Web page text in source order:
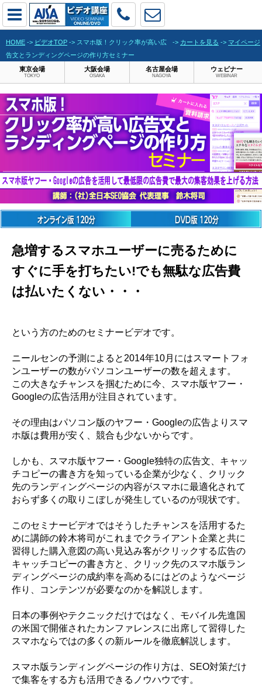
HOME -> ビデオTOP -> スマホ版！クリック率が高い広
告文とランディングページの作り方セミナー
-> カートを見る -> マイページ
東京会場
TOKYO
大阪会場
OSAKA
名古屋会場
NAGOYA
ウェビナー
WEBINAR
急増するスマホユーザーに売るために
すぐに手を打ちたい!でも無駄な広告費
は払いたくない・・・
という方のためのセミナービデオです。
ニールセンの予測によると2014年10月にはスマートフォ
ンユーザーの数がパソコンユーザーの数を超えます。
この大きなチャンスを掴むために今、スマホ版ヤフー・
Googleの広告活用が注目されています。
その理由はパソコン版のヤフー・Googleの広告よりスマ
ホ版は費用が安く、競合も少ないからです。
しかも、スマホ版ヤフー・Google独特の広告文、キャッ
チコピーの書き方を知っている企業が少なく、クリック
先のランディングページの内容がスマホに最適化されて
おらず多くの取りこぼしが発生しているのが現状です。
このセミナービデオではそうしたチャンスを活用するた
めに講師の鈴木将司がこれまでクライアント企業と共に
習得した購入意図の高い見込み客がクリックする広告の
キャッチコピーの書き方と、クリック先のスマホ版ラン
ディングページの成約率を高めるにはどのようなページ
作り、コンテンツが必要なのかを解説します。
日本の事例やテクニックだけではなく、モバイル先進国
の米国で開催されたカンファレンスに出席して習得した
スマホならではの多くの新ルールを徹底解説します。
スマホ版ランディングページの作り方は、SEO対策だけ
で集客をする方も活用できるノウハウです。